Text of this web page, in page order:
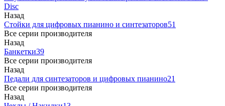
Disc
Назад
Стойки для цифровых пианино и синтезаторов51
Все серии производителя
Назад
Банкетки39
Все серии производителя
Назад
Педали для синтезаторов и цифровых пианино21
Все серии производителя
Назад